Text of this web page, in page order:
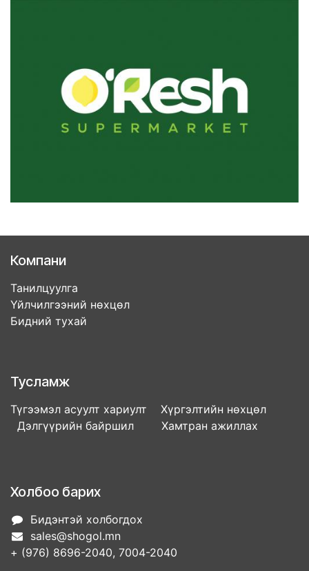
Компани
Танилцуулга
Үйлчилгээний нөхцөл
Бидний тухай
Тусламж
Түгээмэл асуулт хариулт Хүргэлтийн нөхцөл
Дэлгүүрийн байршил Хамтран ажиллах
Холбоо барих
Бидэнтэй холбогдох
sales@shogol.mn
+ (976) 8696-2040, 7004-2040